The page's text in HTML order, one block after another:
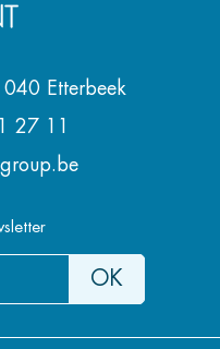
Etterbeek
27 11